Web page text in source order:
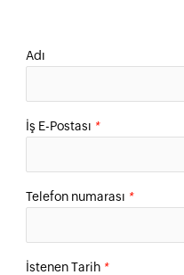
Adı
İş E-Postası *
Telefon numarası *
İstenen Tarih *